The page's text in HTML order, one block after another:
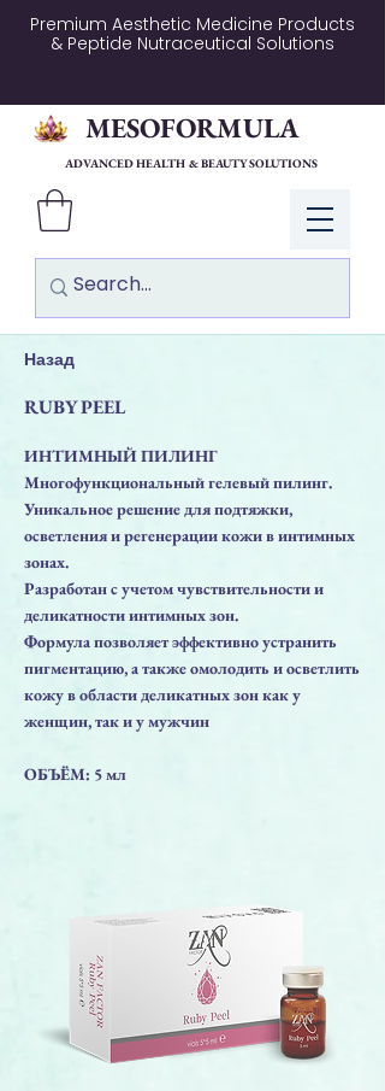
Premium Aesthetic Medicine Products
& Peptide Nutraceutical Solutions
Log In
MESOFORMULA
ADVANCED HEALTH & BEAUTY SOLUTIONS
Назад
RUBY PEEL
ИНТИМНЫЙ ПИЛИНГ
Многофункциональный гелевый пилинг.
Уникальное решение для подтяжки,
осветления и регенерации кожи в интимных
зонах.
Разработан с учетом чувствительности и
деликатности интимных зон.
Формула позволяет эффективно устранить
пигментацию, а также омолодить и осветлить
кожу в области деликатных зон как у
женщин, так и у мужчин
ОБЪЁМ: 5 мл